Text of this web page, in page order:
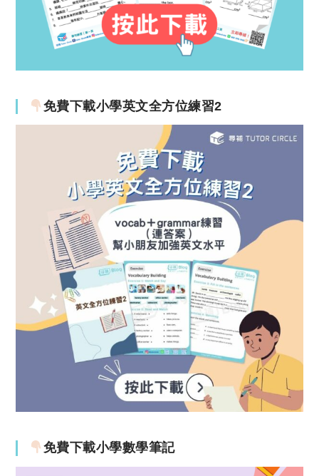
免費下載小學英文全方位練習2
免費下載小學數學筆記